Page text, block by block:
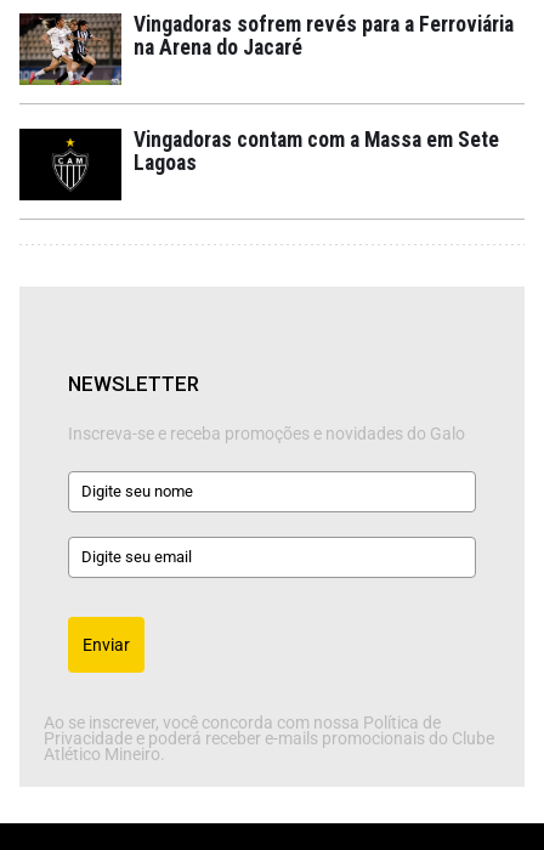
Vingadoras sofrem revés para a Ferroviária
na Arena do Jacaré
Vingadoras contam com a Massa em Sete
Lagoas
NEWSLETTER
Inscreva-se e receba promoções e novidades do Galo
Enviar
Ao se inscrever, você concorda com nossa Política de
Privacidade e poderá receber e-mails promocionais do Clube
Atlético Mineiro.